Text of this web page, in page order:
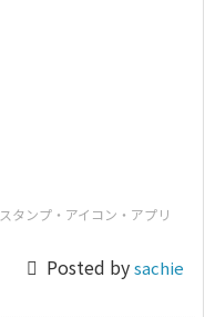
スタンプ・アイコン・アプリ
 Posted bysachie